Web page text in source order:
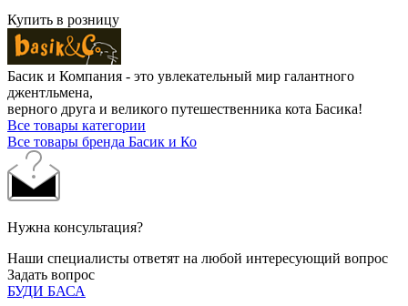
Купить в розницу
Басик и Компания - это увлекательный мир галантного
джентльмена,
верного друга и великого путешественника кота Басика!
Все товары категории
Все товары бренда Басик и Ко
Нужна консультация?
Наши специалисты ответят на любой интересующий вопрос
Задать вопрос
БУДИ БАСА